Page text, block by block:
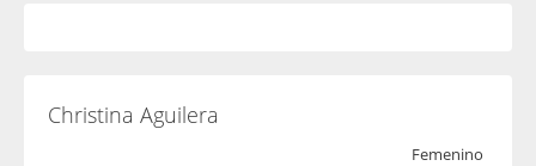
Christina Aguilera
Femenino